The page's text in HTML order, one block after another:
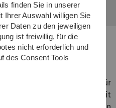
mit
WPGs 2025
das Institut für
gemeinsam mit
finden Sie in unserer
Ihrer Auswahl willigen Sie
Daten zu den jeweiligen
ist freiwillig, für die
nicht erforderlich und
des Consent Tools